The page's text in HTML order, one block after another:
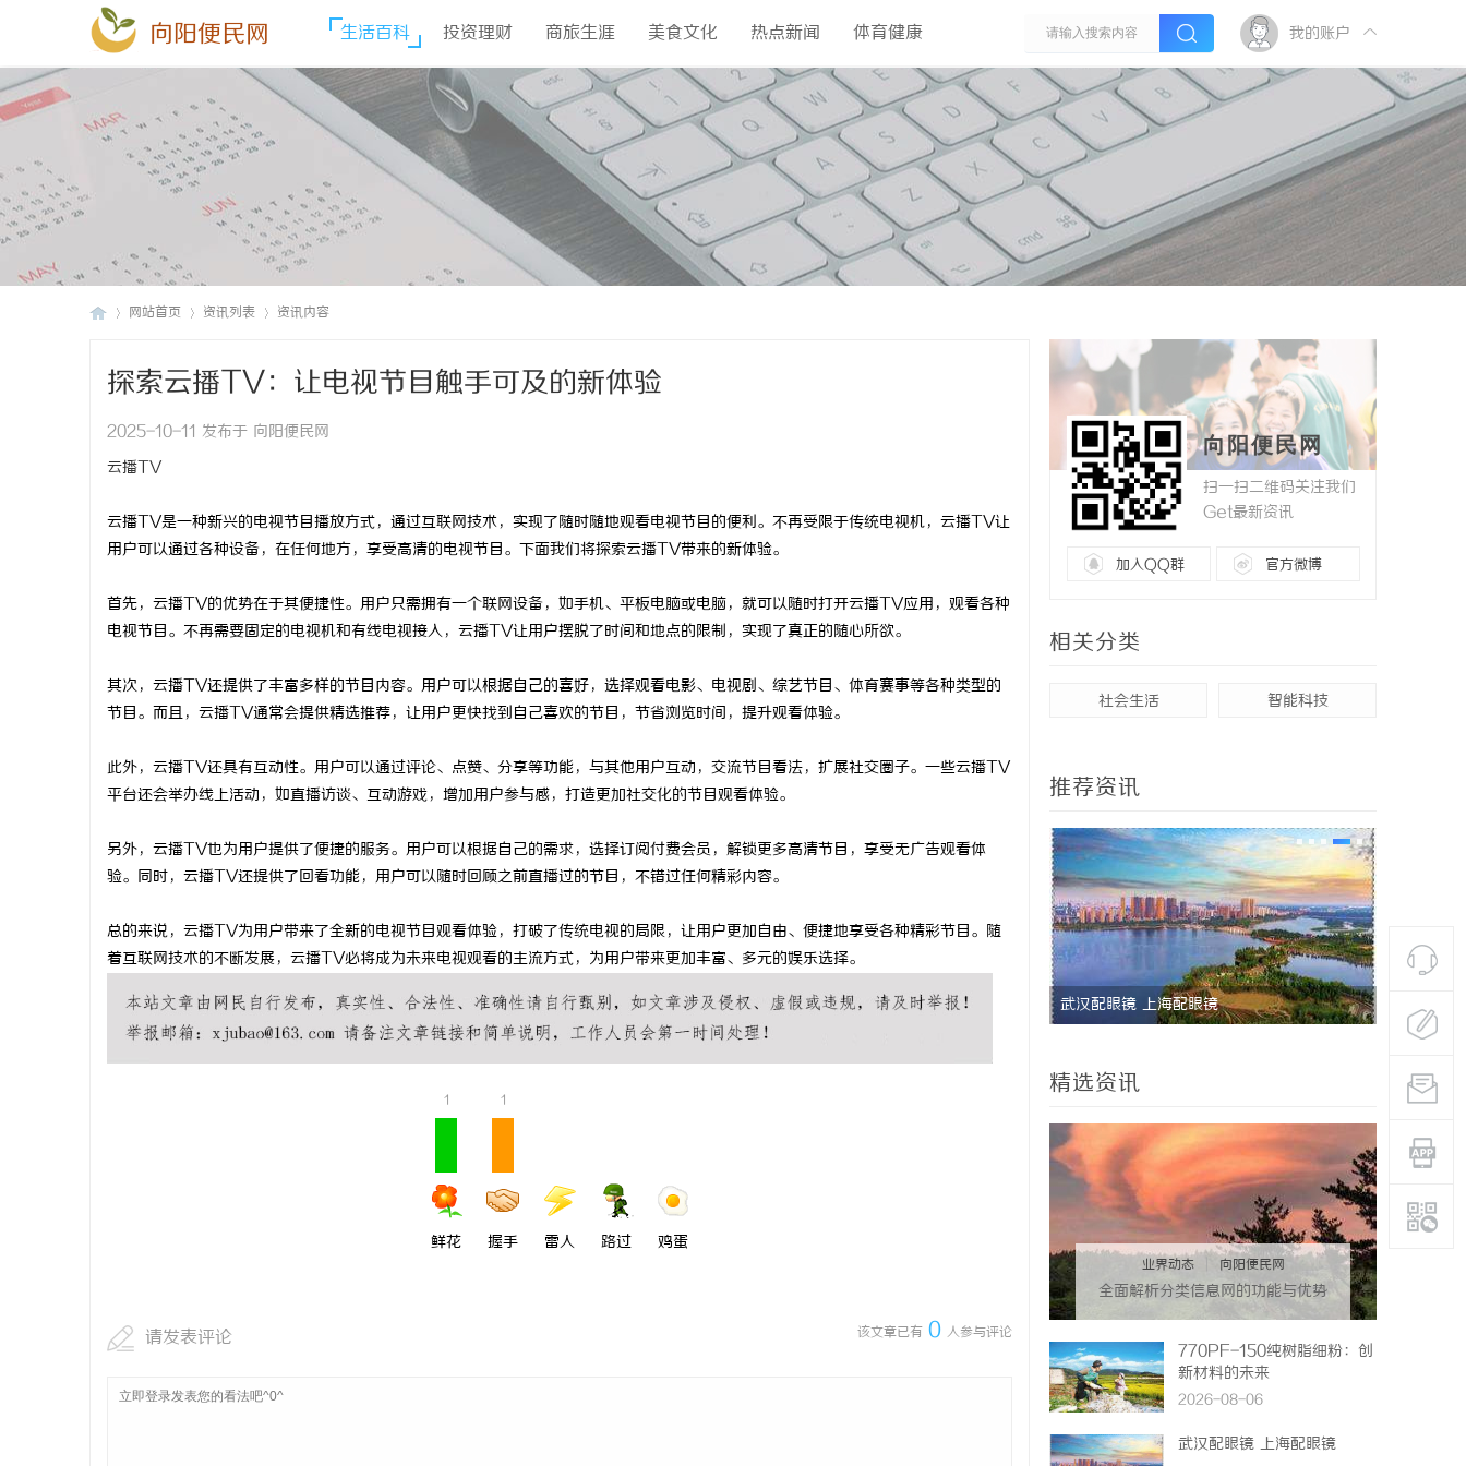
向阳便民网 生活百科 投资理财 商旅生涯 美食文化 热点新闻 体育健康 我的账户
网站首页 资讯列表 资讯内容
探索云播TV：让电视节目触手可及的新体验
2025-10-11 发布于 向阳便民网
云播TV
云播TV是一种新兴的电视节目播放方式，通过互联网技术，实现了随时随地观看电视节目的便利。不再受限于传统电视机，云播TV让
用户可以通过各种设备，在任何地方，享受高清的电视节目。下面我们将探索云播TV带来的新体验。
首先，云播TV的优势在于其便捷性。用户只需拥有一个联网设备，如手机、平板电脑或电脑，就可以随时打开云播TV应用，观看各种
电视节目。不再需要固定的电视机和有线电视接入，云播TV让用户摆脱了时间和地点的限制，实现了真正的随心所欲。
其次，云播TV还提供了丰富多样的节目内容。用户可以根据自己的喜好，选择观看电影、电视剧、综艺节目、体育赛事等各种类型的
节目。而且，云播TV通常会提供精选推荐，让用户更快找到自己喜欢的节目，节省浏览时间，提升观看体验。
此外，云播TV还具有互动性。用户可以通过评论、点赞、分享等功能，与其他用户互动，交流节目看法，扩展社交圈子。一些云播TV
平台还会举办线上活动，如直播访谈、互动游戏，增加用户参与感，打造更加社交化的节目观看体验。
另外，云播TV也为用户提供了便捷的服务。用户可以根据自己的需求，选择订阅付费会员，解锁更多高清节目，享受无广告观看体
验。同时，云播TV还提供了回看功能，用户可以随时回顾之前直播过的节目，不错过任何精彩内容。
总的来说，云播TV为用户带来了全新的电视节目观看体验，打破了传统电视的局限，让用户更加自由、便捷地享受各种精彩节目。随
着互联网技术的不断发展，云播TV必将成为未来电视观看的主流方式，为用户带来更加丰富、多元的娱乐选择。
1
鲜花
1
握手 雷人 路过 鸡蛋
该文章已有 0 人参与评论
请发表评论
向阳便民网
扫一扫二维码关注我们
Get最新资讯
加入QQ群 官方微博
相关分类
社会生活 智能科技
推荐资讯
武汉配眼镜 上海配眼镜 温婉灵动，一眼万年！久匠量身定制的眉眼
唇，才是你整张脸的点睛之笔！淡颜系女生的
武汉配眼镜 上海配眼镜 武汉配眼镜 上海配眼镜 全面解析
理多渠道
精选资讯
业界动态 向阳便民网
全面解析分类信息网的功能与优势
助力生活便捷化
770PF-150纯树脂细粉：创
新材料的未来
2026-08-06
武汉配眼镜 上海配眼镜